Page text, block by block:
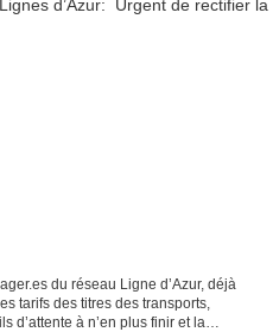
du réseau Ligne d’Azur, déjà
tarifs des titres des transports,
d’attente à n’en plus finir et la